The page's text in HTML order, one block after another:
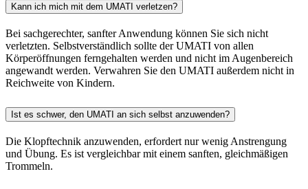
Kann ich mich mit dem UMATI verletzen?
Bei sachgerechter, sanfter Anwendung können Sie sich nicht
verletzten. Selbstverständlich sollte der UMATI von allen
Körperöffnungen ferngehalten werden und nicht im Augenbereich
angewandt werden. Verwahren Sie den UMATI außerdem nicht in
Reichweite von Kindern.
Ist es schwer, den UMATI an sich selbst anzuwenden?
Die Klopftechnik anzuwenden, erfordert nur wenig Anstrengung
und Übung. Es ist vergleichbar mit einem sanften, gleichmäßigen
Trommeln.